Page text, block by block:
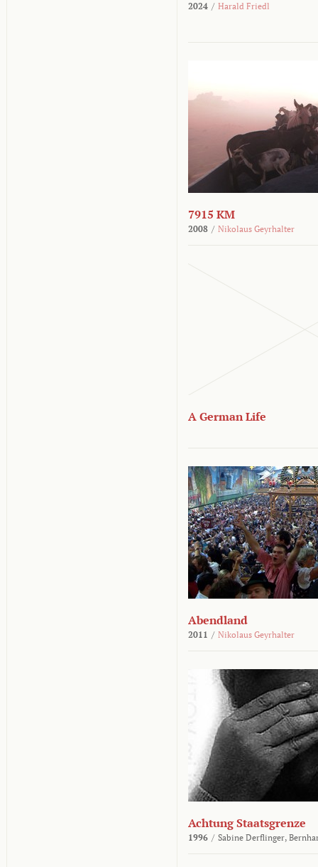
2024 / Harald Friedl
7915 KM
2008 / Nikolaus Geyrhalter
A German Life
Abendland
2011 / Nikolaus Geyrhalter
Achtung Staatsgrenze
1996 / Sabine Derflinger,